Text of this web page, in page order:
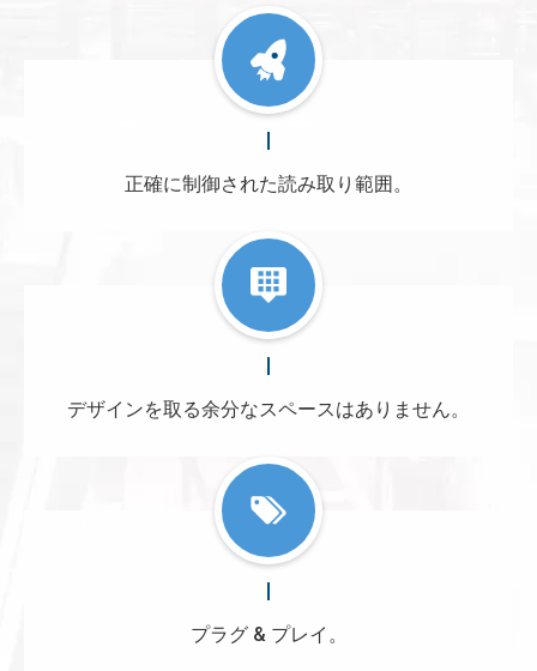
正確に制御された読み取り範囲。
デザインを取る余分なスペースはありません。
プラグ & プレイ。